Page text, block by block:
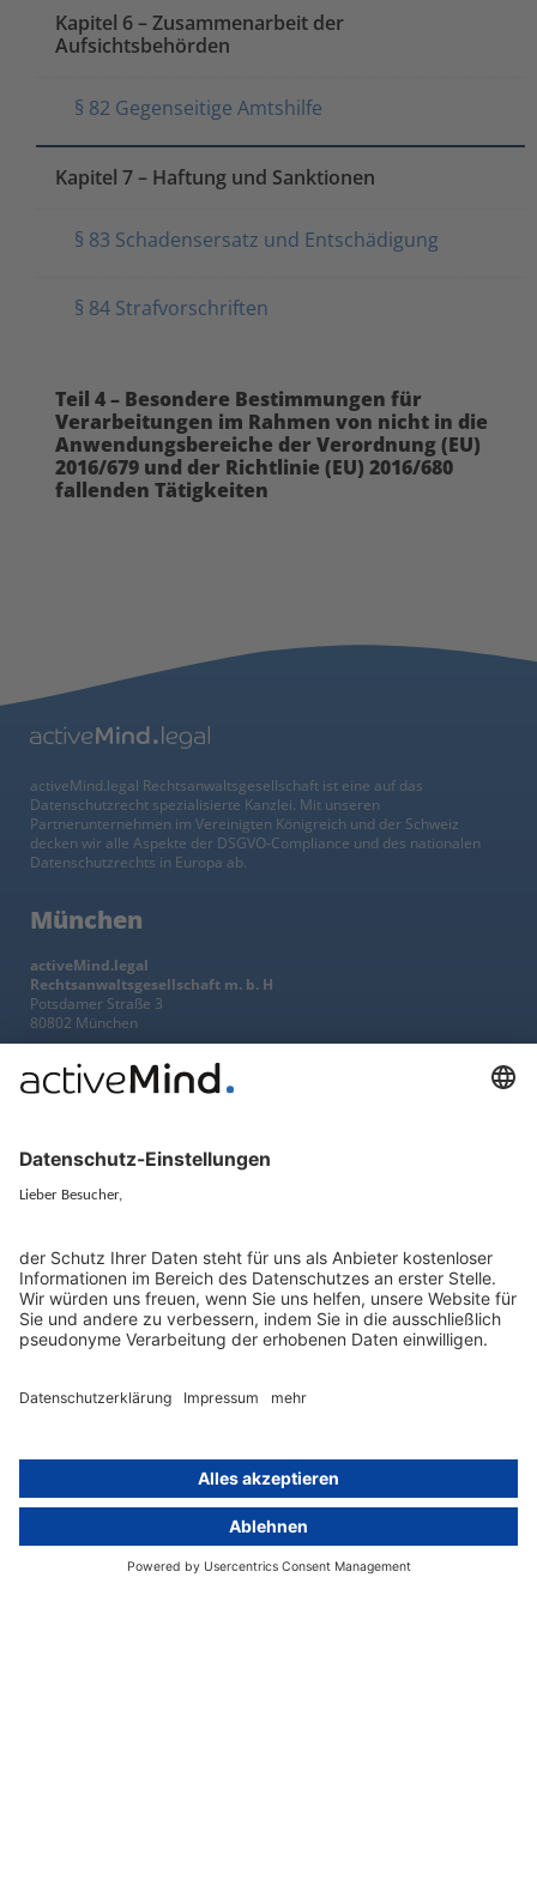
Kapitel 6 – Zusammenarbeit der
Aufsichtsbehörden
§ 82 Gegenseitige Amtshilfe
Kapitel 7 – Haftung und Sanktionen
§ 83 Schadensersatz und Entschädigung
§ 84 Strafvorschriften
Teil 4 – Besondere Bestimmungen für
Verarbeitungen im Rahmen von nicht in die
Anwendungsbereiche der Verordnung (EU)
2016/679 und der Richtlinie (EU) 2016/680
fallenden Tätigkeiten
activeMind.legal Rechtsanwaltsgesellschaft ist eine auf das
Datenschutzrecht spezialisierte Kanzlei. Mit unseren
Partnerunternehmen im Vereinigten Königreich und der Schweiz
decken wir alle Aspekte der DSGVO-Compliance und des nationalen
Datenschutzrechts in Europa ab.
München
activeMind.legal
Rechtsanwaltsgesellschaft m. b. H
Potsdamer Straße 3
80802 München
+49 (0) 89 / 919 29 49 00
Berlin
Rechtsanwaltsgesellschaft m. b. H
10707 Berlin
Services
EU-Vertreter
KI und Datenschutz
Whistleblowing-Ombudsperson
Ressourcen
Ratgeber und Artikel
Wichtige Gesetze als Volltext
Gruppe